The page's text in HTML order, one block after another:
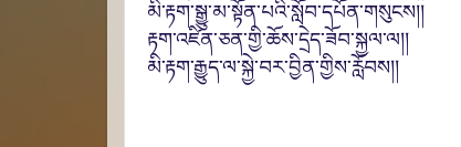
མི་རྟག་སྒྱུ་མ་སྟོན་པའི་སློབ་དཔོན་གསུངས།།
རྟག་འཛིན་ཅན་གྱི་ཆོས་དྲེད་ཟོབ་སྐྱལ་ལ།།
མི་རྟག་རྒྱུད་ལ་སྐྱེ་བར་བྱིན་གྱིས་རློབས།།